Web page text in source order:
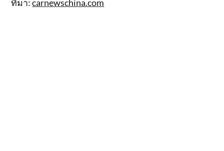
ที่มา:carnewschina.com